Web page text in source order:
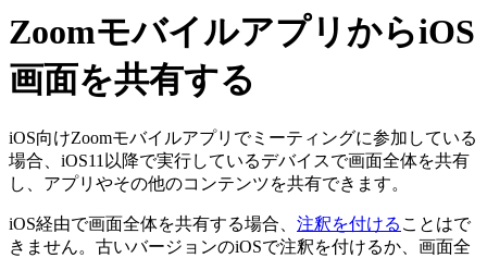
ZoomモバイルアプリからiOS
画面を共有する
iOS向けZoomモバイルアプリでミーティングに参加している
場合、iOS11以降で実行しているデバイスで画面全体を共有
し、アプリやその他のコンテンツを共有できます。
iOS経由で画面全体を共有する場合、 注釈を付ける ことはで
きません。古いバージョンのiOSで注釈を付けるか、画面全